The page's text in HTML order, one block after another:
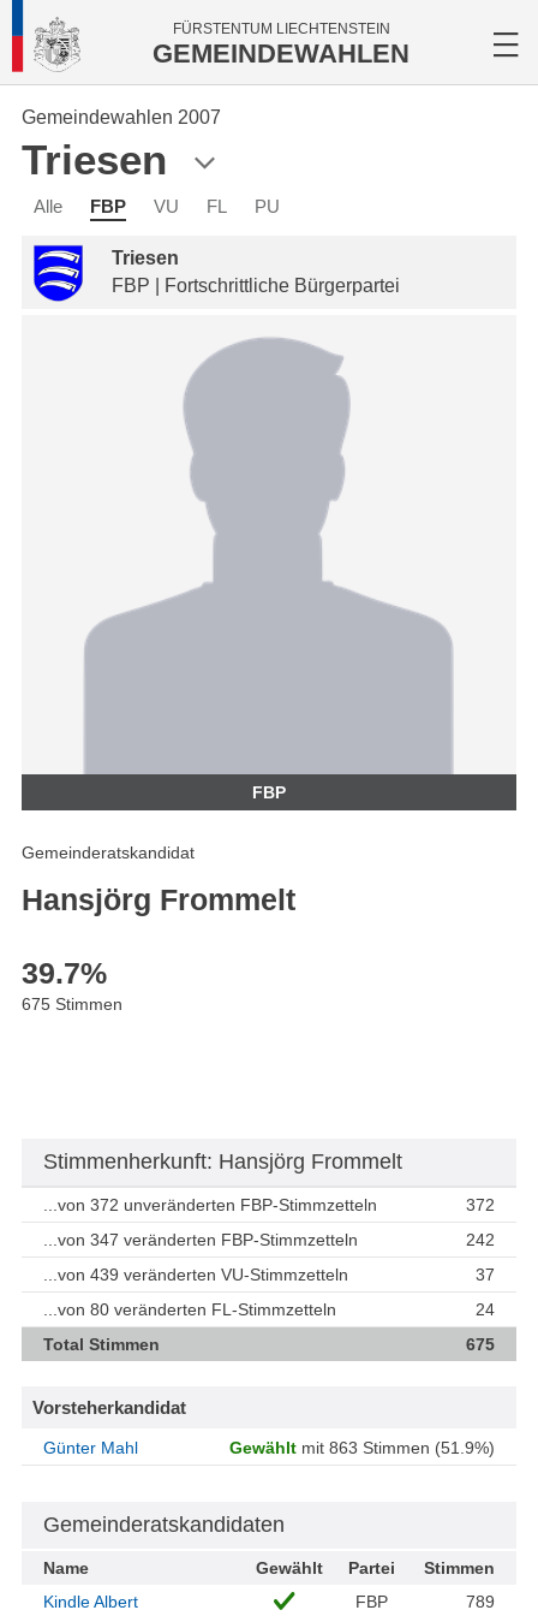
FÜRSTENTUM LIECHTENSTEIN
GEMEINDEWAHLEN
Gemeindewahlen 2007
Triesen
Alle FBP VU FL PU
Triesen
FBP | Fortschrittliche Bürgerpartei
FBP
Gemeinderatskandidat
Hansjörg Frommelt
39.7%
675 Stimmen
Stimmenherkunft: Hansjörg Frommelt
...von 372 unveränderten FBP-Stimmzetteln
372
...von 347 veränderten FBP-Stimmzetteln
242
...von 439 veränderten VU-Stimmzetteln
37
...von 80 veränderten FL-Stimmzetteln
24
Total Stimmen
675
Vorsteherkandidat
Günter Mahl Gewählt mit 863 Stimmen (51.9%)
Gemeinderatskandidaten
Name Gewählt Partei
Stimmen
Kindle Albert
FBP 789